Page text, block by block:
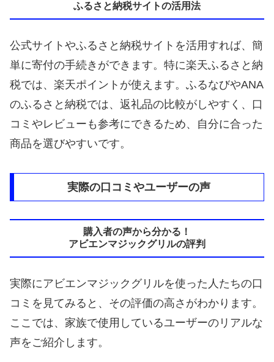
ふるさと納税サイトの活用法
公式サイトやふるさと納税サイトを活用すれば、簡
単に寄付の手続きができます。特に楽天ふるさと納
税では、楽天ポイントが使えます。ふるなびやANA
のふるさと納税では、返礼品の比較がしやすく、口
コミやレビューも参考にできるため、自分に合った
商品を選びやすいです。
実際の口コミやユーザーの声
購入者の声から分かる！
アビエンマジックグリルの評判
実際にアビエンマジックグリルを使った人たちの口
コミを見てみると、その評価の高さがわかります。
ここでは、家族で使用しているユーザーのリアルな
声をご紹介します。